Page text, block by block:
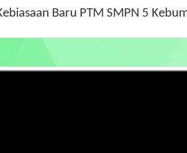
Baru PTM SMPN 5